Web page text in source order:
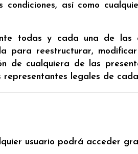
así como
todas y cada una de las
para reestructurar,
de cualquiera de las
legales de
usuario podrá acceder